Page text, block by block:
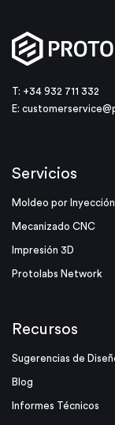
T: +34 932 711 332
E:
Servicios
Moldeo por Inyección
Mecanizado CNC
Impresión 3D
Protolabs Network
Recursos
Sugerencias de
Blog
Informes Técnicos